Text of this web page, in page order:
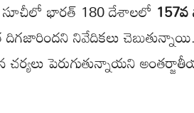
సూచీలో భారత్ 180 దేశాలలో
నివేదికలు
చర్యలు పెరుగుతున్నాయని